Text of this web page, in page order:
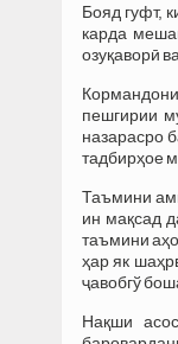
Бояд гуфт,
карда
озуқаворӣ
пешгирии
назарасро
тадбирҳое
Таъмини
ин мақсад
таъмини
ҳар як
ҷавобгў
Нақши